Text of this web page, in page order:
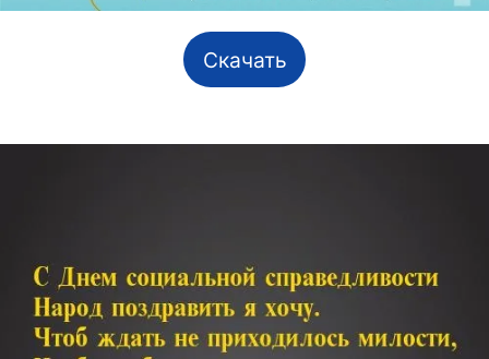
Скачать